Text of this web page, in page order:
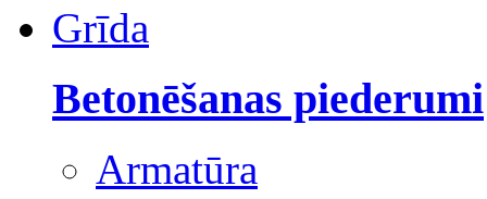
Grīda
Betonēšanas piederumi
Armatūra